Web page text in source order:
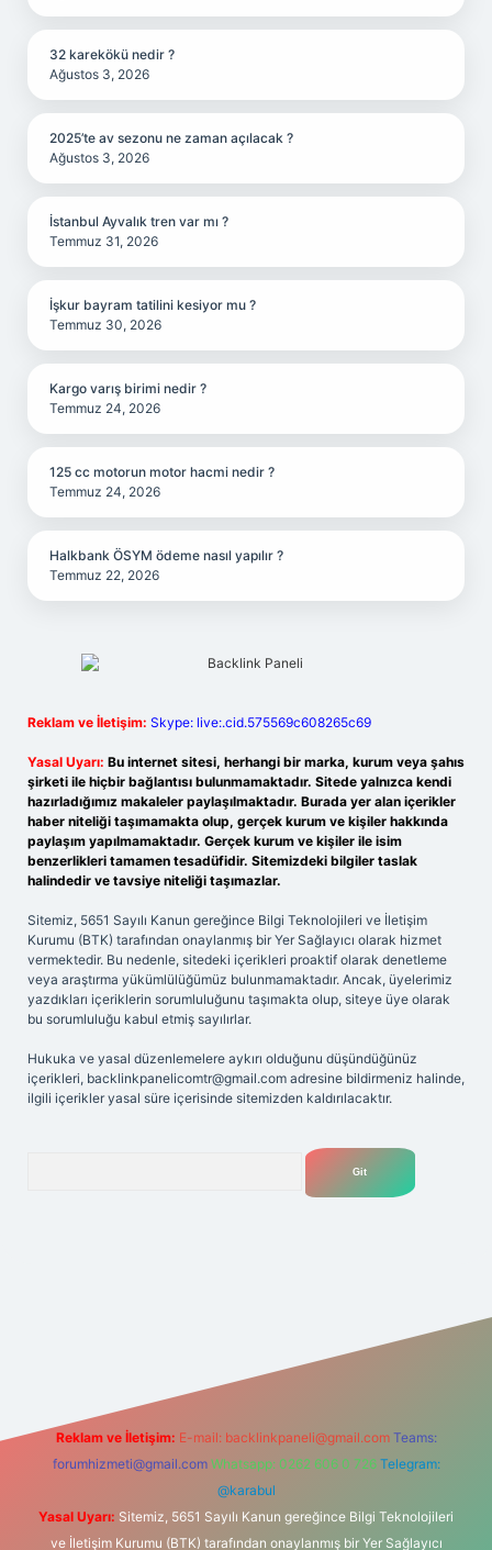
32 karekökü nedir ?
Ağustos 3, 2026
2025’te av sezonu ne zaman açılacak ?
Ağustos 3, 2026
İstanbul Ayvalık tren var mı ?
Temmuz 31, 2026
İşkur bayram tatilini kesiyor mu ?
Temmuz 30, 2026
Kargo varış birimi nedir ?
Temmuz 24, 2026
125 cc motorun motor hacmi nedir ?
Temmuz 24, 2026
Halkbank ÖSYM ödeme nasıl yapılır ?
Temmuz 22, 2026
Reklam ve İletişim: Skype: live:.cid.575569c608265c69
Yasal Uyarı: Bu internet sitesi, herhangi bir marka, kurum veya şahıs
şirketi ile hiçbir bağlantısı bulunmamaktadır. Sitede yalnızca kendi
hazırladığımız makaleler paylaşılmaktadır. Burada yer alan içerikler
haber niteliği taşımamakta olup, gerçek kurum ve kişiler hakkında
paylaşım yapılmamaktadır. Gerçek kurum ve kişiler ile isim
benzerlikleri tamamen tesadüfidir. Sitemizdeki bilgiler taslak
halindedir ve tavsiye niteliği taşımazlar.
Sitemiz, 5651 Sayılı Kanun gereğince Bilgi Teknolojileri ve İletişim
Kurumu (BTK) tarafından onaylanmış bir Yer Sağlayıcı olarak hizmet
vermektedir. Bu nedenle, sitedeki içerikleri proaktif olarak denetleme
veya araştırma yükümlülüğümüz bulunmamaktadır. Ancak, üyelerimiz
yazdıkları içeriklerin sorumluluğunu taşımakta olup, siteye üye olarak
bu sorumluluğu kabul etmiş sayılırlar.
Hukuka ve yasal düzenlemelere aykırı olduğunu düşündüğünüz
içerikleri, backlinkpanelicomtr@gmail.com adresine bildirmeniz halinde,
ilgili içerikler yasal süre içerisinde sitemizden kaldırılacaktır.
Reklam ve İletişim: E-mail: backlinkpaneli@gmail.com Teams:
forumhizmeti@gmail.com Whatsapp: 0262 606 0 726 Telegram:
@karabul
Yasal Uyarı: Sitemiz, 5651 Sayılı Kanun gereğince Bilgi Teknolojileri
ve İletişim Kurumu (BTK) tarafından onaylanmış bir Yer Sağlayıcı